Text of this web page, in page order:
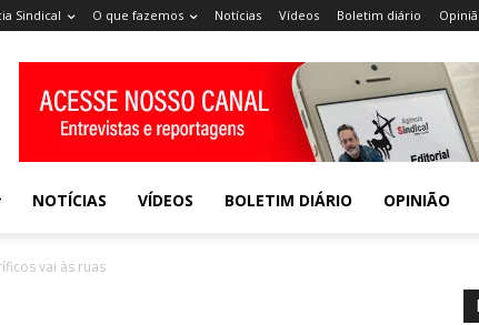
Sindical O que fazemos Notícias Vídeos Boletim diário
NOTÍCIAS VÍDEOS BOLETIM DIÁRIO OPINIÃO
vai às ruas